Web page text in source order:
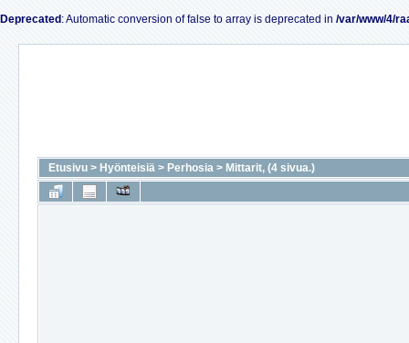
Deprecated : Automatic conversion of false to array is deprecated in /var/www/4/
Etusivu > Hyönteisiä > Perhosia > Mittarit, (4 sivua.)